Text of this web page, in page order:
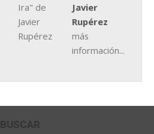
Javier
Rupérez
más
información...
BUSCAR